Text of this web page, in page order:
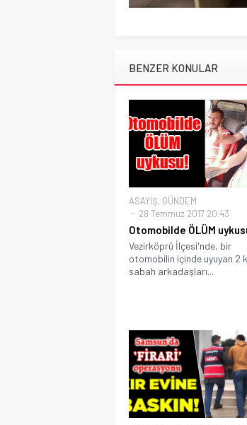
BENZER KONULAR
ASAYİŞ, GÜNDEM
28 Temmuz 2017 20:43
Otomobilde ÖLÜM
Vezirköprü İlçesi'nde, bir
otomobilin içinde uyuyan 2
sabah arkadaşları...